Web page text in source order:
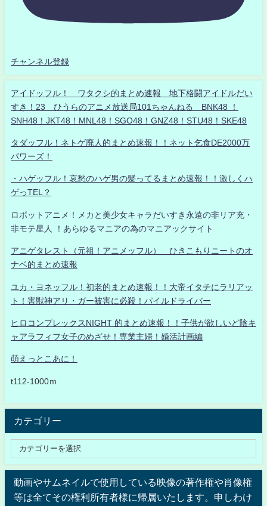
チャンネル登録
アイドッフル！ ワタクシ的まとめ速報 地下格闘アイドルだい
すき！23 ひうらのアニメ放送局101ちゃんねる BNK48 ！
SNH48！JKT48！MNL48！SGO48！GNZ48！STU48！SKE48
タダッフル！ネトゲ廃人的まとめ速報！！ネット乞食DE2000万
パワーズ！
・ハゲッフル！哀愁のハゲ男の髪ってるまとめ速報！！激しくハ
ゲっTEL？
ロボットアニメ！メカと美少女キャラだいすき永遠の非リア充・
非モテ星人 ！あらゆるマニアの為のマニアックサイト
アニゲタレスト（元祖！アニメッフル） ひきこもりニートのオ
ナベ的まとめ速報
ユカ・ヨネッフル！初老的まとめ速報！！大帝イタチにラリアッ
ト！害獣神アリ・ガー被害に必殺！パイルドライバー
ヒロコンプレックスNIGHT 的まとめ速報！！子供が欲しいど陰キ
ャアラフィフ女子のめざせ！専業主婦！婚活計画編
萌えっとこあに！
t112-1000ｍ
カテゴリー
動画やサムネイルで使用している映像の著作権や肖像権
等は全てその権利所有者様に帰属いたします。申しわけ